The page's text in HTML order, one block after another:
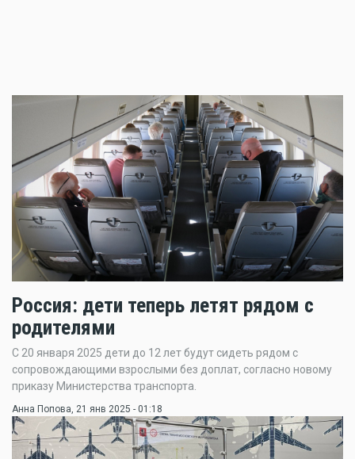
Россия: дети теперь летят рядом с
родителями
С 20 января 2025 дети до 12 лет будут сидеть рядом с
сопровождающими взрослыми без доплат, согласно новому
приказу Министерства транспорта.
Анна Попова, 21 янв 2025 - 01:18